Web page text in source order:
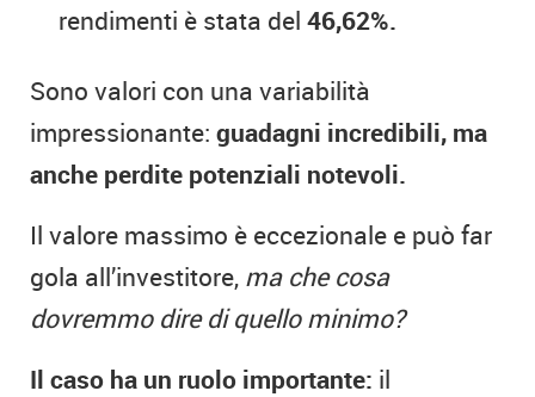
rendimenti è stata del 46,62%.
Sono valori con una variabilità
impressionante: guadagni incredibili, ma
anche perdite potenziali notevoli.
Il valore massimo è eccezionale e può far
gola all’investitore, ma che cosa
dovremmo dire di quello minimo?
Il caso ha un ruolo importante: il